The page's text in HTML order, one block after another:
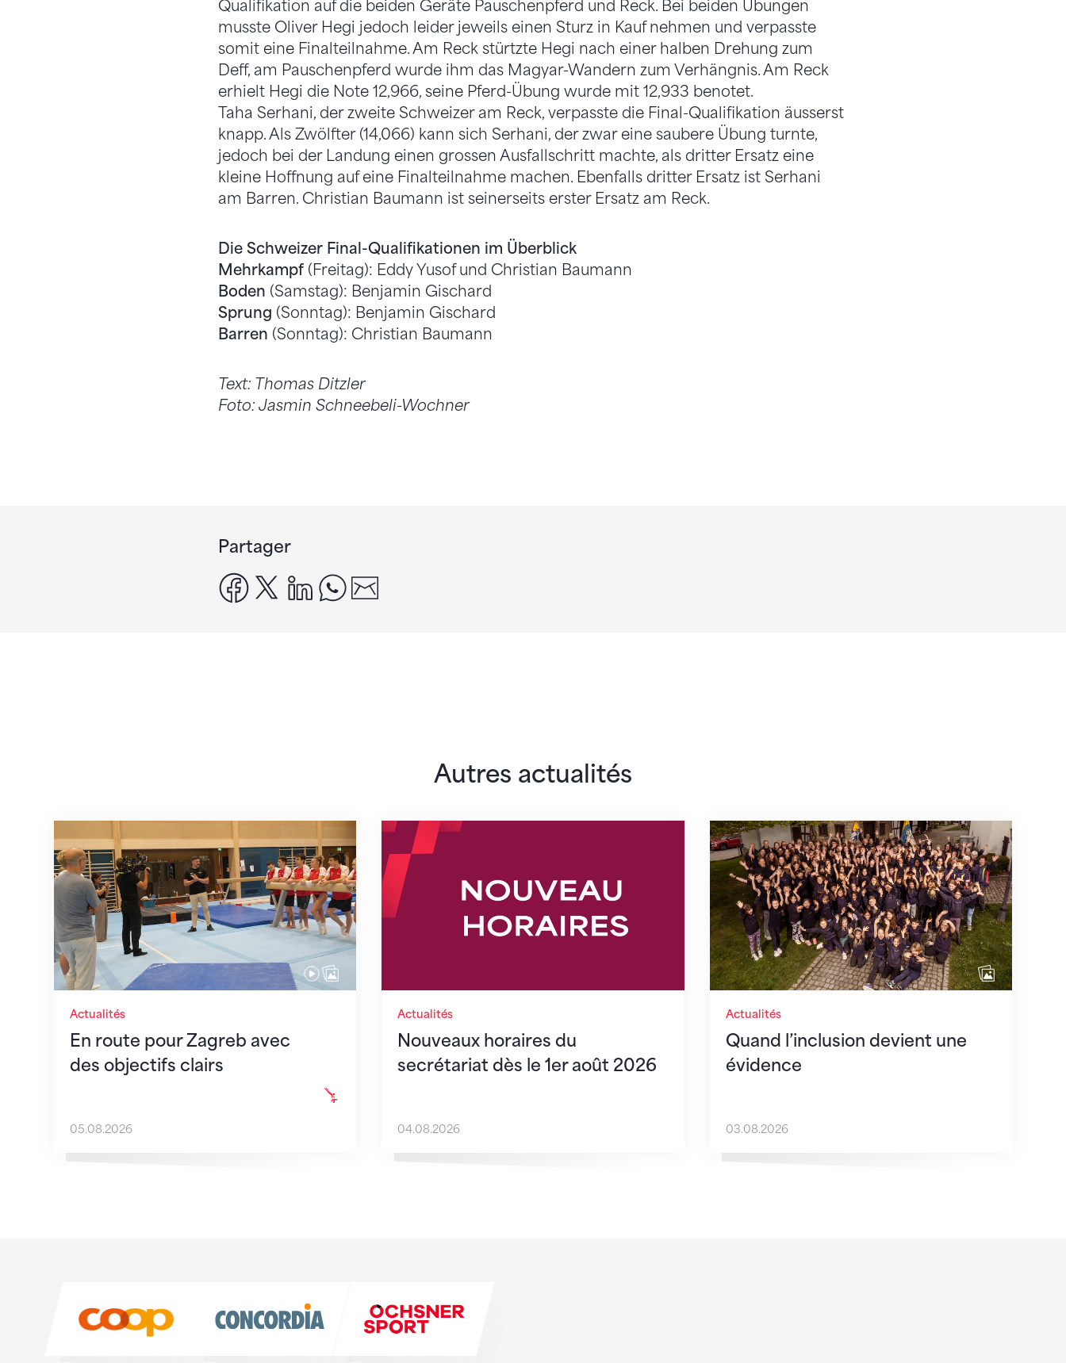
Qualifikation auf die beiden Geräte Pauschenpferd und Reck. Bei beiden Übungen
musste Oliver Hegi jedoch leider jeweils einen Sturz in Kauf nehmen und verpasste
somit eine Finalteilnahme. Am Reck stürtzte Hegi nach einer halben Drehung zum
Deff, am Pauschenpferd wurde ihm das Magyar-Wandern zum Verhängnis. Am Reck
erhielt Hegi die Note 12,966, seine Pferd-Übung wurde mit 12,933 benotet.
Taha Serhani, der zweite Schweizer am Reck, verpasste die Final-Qualifikation äusserst
knapp. Als Zwölfter (14,066) kann sich Serhani, der zwar eine saubere Übung turnte,
jedoch bei der Landung einen grossen Ausfallschritt machte, als dritter Ersatz eine
kleine Hoffnung auf eine Finalteilnahme machen. Ebenfalls dritter Ersatz ist Serhani
am Barren. Christian Baumann ist seinerseits erster Ersatz am Reck.
Die Schweizer Final-Qualifikationen im Überblick
Mehrkampf(Freitag): Eddy Yusof und Christian Baumann
Boden (Samstag): Benjamin Gischard
Sprung (Sonntag): Benjamin Gischard
Barren (Sonntag): Christian Baumann
Text: Thomas Ditzler
Foto: Jasmin Schneebeli-Wochner
Partager
facebook
x linkedinwhatsapp
Autres actualités
Actualités
En route pour Zagreb avec
des objectifs clairs
En route pour Zagreb avec des objectifs clairs
05.08.2026
Actualités
Nouveaux horaires du
secrétariat dès le 1er août 2026
Nouveaux horaires du secrétariat dès le 1er août 2026
04.08.2026
Actualités
Quand l’inclusion devient une
évidence
Quand l’inclusion devient une évidence
03.08.2026